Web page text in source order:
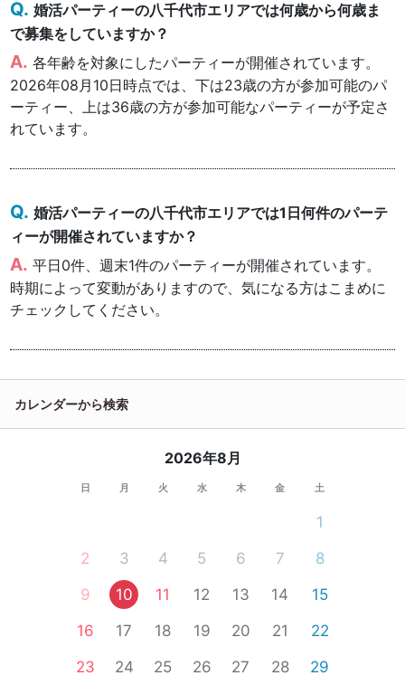
婚活パーティーの八千代市エリアでは何歳から何歳ま
で募集をしていますか？
各年齢を対象にしたパーティーが開催されています。
2026年08月10日時点では、下は23歳の方が参加可能のパ
ーティー、上は36歳の方が参加可能なパーティーが予定さ
れています。
婚活パーティーの八千代市エリアでは1日何件のパーテ
ィーが開催されていますか？
平日0件、週末1件のパーティーが開催されています。
時期によって変動がありますので、気になる方はこまめに
チェックしてください。
カレンダーから検索
2026年8月
日 月 火 水 木 金 土
1
2
3 4 5 6 7
8
9
10 11 12 13 14
15
16
17 18 19 20 21
22
23
24 25 26 27 28 29